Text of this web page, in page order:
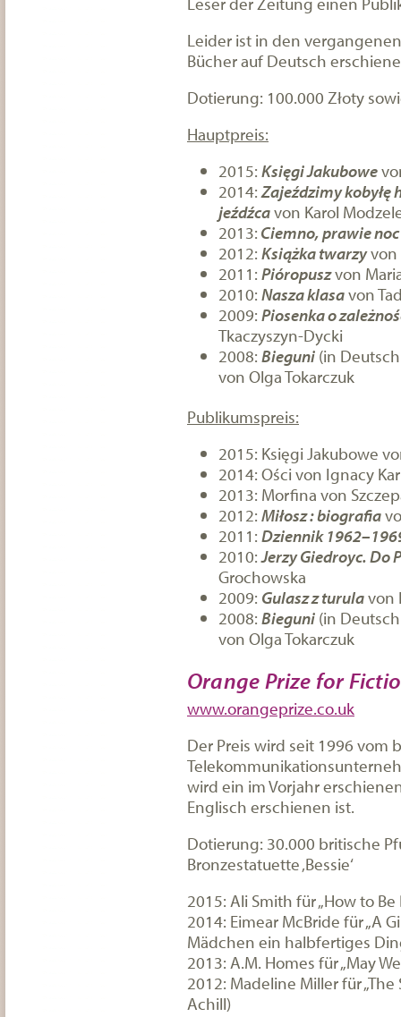
Leider ist in den
Bücher auf Deutsch
Dotierung: 100.000 Złoty
Hauptpreis:
2015: Księgi Jakubowe
2014:Zajeździmy
jeźdźcavon Karol
2013: Ciemno, prawie noc
2012: Książka twarzyvon
2011: Pióropuszvon
2010: Nasza klasavon
2009: Piosenka o
Tkaczyszyn-Dycki
2008: Bieguni (in
von Olga Tokarczuk
Publikumspreis:
2015: Księgi Jakubowe
2014: Ości von Ignacy
2013: Morfina von
2012: Miłosz : biografia
2011: Dziennik
2010:Jerzy Giedroyc. Do
Grochowska
2009: Gulasz z turulavon
2008: Bieguni (in
von Olga Tokarczuk
Orange Prize for
www.orangeprize.co.uk
Der Preis wird seit 1996 vom
wird ein im Vorjahr
Englisch erschienen ist.
Dotierung: 30.000 britische
Bronzestatuette ‚Bessie‘
2015: Ali Smith für „How to Be
2014: Eimear McBride für „A
Mädchen ein halbfertiges
2013: A.M. Homes für „May
2012: Madeline Miller für
Achill)